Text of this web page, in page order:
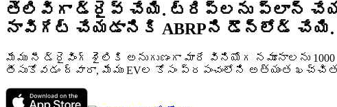
తెలివిగా డ్రైవ్ చేయి. ట్రిప్‌లను ప్లాన్
నావిగేట్ చేయడానికి ABRPని డౌన్‌లోడ్ చేయి.
మేము నీ డ్రైవింగ్ శైలికి అనుగుణంగా మారే వినియోగ నమూనాలను
తీసుకోవడం ద్వారా, మేము EVల కోసం ప్రపంచంలోని అత్యంత